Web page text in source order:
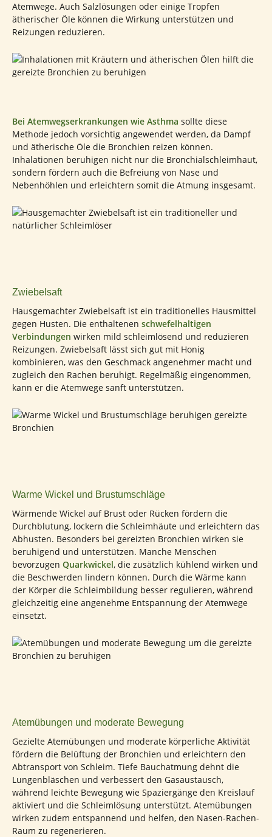
Atemwege. Auch Salzlösungen oder einige Tropfen
ätherischer Öle können die Wirkung unterstützen und
Reizungen reduzieren.
Bei Atemwegserkrankungen wie Asthma sollte diese
Methode jedoch vorsichtig angewendet werden, da Dampf
und ätherische Öle die Bronchien reizen können.
Inhalationen beruhigen nicht nur die Bronchialschleimhaut,
sondern fördern auch die Befreiung von Nase und
Nebenhöhlen und erleichtern somit die Atmung insgesamt.
Zwiebelsaft
Hausgemachter Zwiebelsaft ist ein traditionelles Hausmittel
gegen Husten. Die enthaltenen schwefelhaltigen
Verbindungen wirken mild schleimlösend und reduzieren
Reizungen. Zwiebelsaft lässt sich gut mit Honig
kombinieren, was den Geschmack angenehmer macht und
zugleich den Rachen beruhigt. Regelmäßig eingenommen,
kann er die Atemwege sanft unterstützen.
Warme Wickel und Brustumschläge
Wärmende Wickel auf Brust oder Rücken fördern die
Durchblutung, lockern die Schleimhäute und erleichtern das
Abhusten. Besonders bei gereizten Bronchien wirken sie
beruhigend und unterstützen. Manche Menschen
bevorzugen Quarkwickel, die zusätzlich kühlend wirken und
die Beschwerden lindern können. Durch die Wärme kann
der Körper die Schleimbildung besser regulieren, während
gleichzeitig eine angenehme Entspannung der Atemwege
einsetzt.
Atemübungen und moderate Bewegung
Gezielte Atemübungen und moderate körperliche Aktivität
fördern die Belüftung der Bronchien und erleichtern den
Abtransport von Schleim. Tiefe Bauchatmung dehnt die
Lungenbläschen und verbessert den Gasaustausch,
während leichte Bewegung wie Spaziergänge den Kreislauf
aktiviert und die Schleimlösung unterstützt. Atemübungen
wirken zudem entspannend und helfen, den Nasen-Rachen-
Raum zu regenerieren.